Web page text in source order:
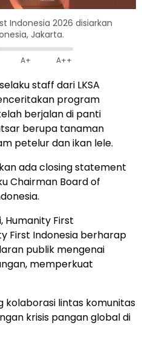
Indonesia 2026 disiarkan
Jakarta.
A+ A++
staff dari LKSA
program
berjalan di panti
berupa tanaman
petelur dan ikan lele.
ada closing statement
Chairman Board of
Humanity First
First Indonesia berharap
publik mengenai
memperkuat
kolaborasi lintas komunitas
krisis pangan global di